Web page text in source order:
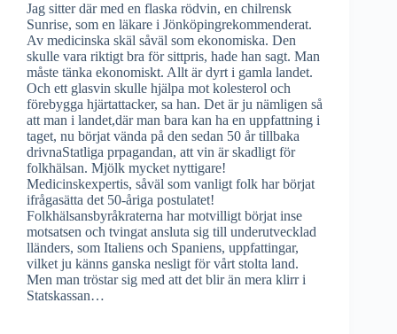
Jag sitter där med en flaska rödvin, en chilrensk
Sunrise, som en läkare i Jönköpingrekommenderat.
Av medicinska skäl såväl som ekonomiska. Den
skulle vara riktigt bra för sittpris, hade han sagt. Man
måste tänka ekonomiskt. Allt är dyrt i gamla landet.
Och ett glasvin skulle hjälpa mot kolesterol och
förebygga hjärtattacker, sa han. Det är ju nämligen så
att man i landet,där man bara kan ha en uppfattning i
taget, nu börjat vända på den sedan 50 år tillbaka
drivnaStatliga prpagandan, att vin är skadligt för
folkhälsan. Mjölk mycket nyttigare!
Medicinskexpertis, såväl som vanligt folk har börjat
ifrågasätta det 50-åriga postulatet!
Folkhälsansbyråkraterna har motvilligt börjat inse
motsatsen och tvingat ansluta sig till underutvecklad
lländers, som Italiens och Spaniens, uppfattingar,
vilket ju känns ganska nesligt för vårt stolta land.
Men man tröstar sig med att det blir än mera klirr i
Statskassan…